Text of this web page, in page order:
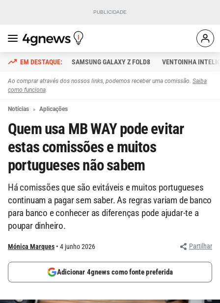
SAMSUNG GALAXY Z FOLD8 VENTOINHA
Ao comprar através dos nossos links, podemos receber uma comissão. Saiba
como funciona.
Notícias Aplicações
Quem usa MB WAY pode evitar
estas comissões e muitos
portugueses não sabem
Há comissões que são evitáveis e muitos portugueses
continuam a pagar sem saber. As regras variam de banco
para banco e conhecer as diferenças pode ajudar-te a
poupar dinheiro.
Mónica Marques 4 junho 2026 Partilhar
Adicionar 4gnews como fonte preferida